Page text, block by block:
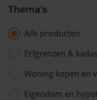
Thema's
Alle producten
Erfgrenzen &
Woning kopen en
Eigendom en